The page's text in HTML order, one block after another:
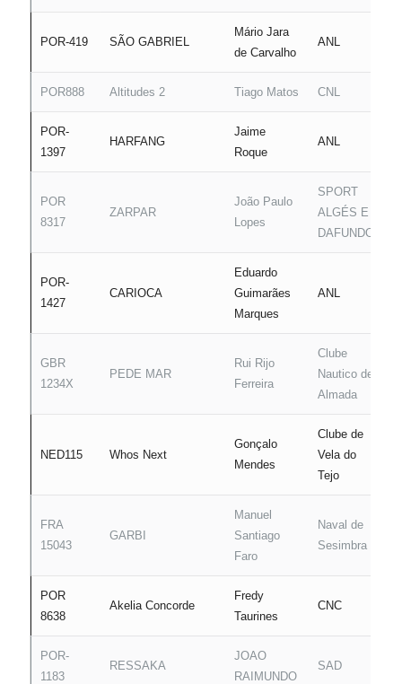
POR-419 SÃO GABRIEL
Mário Jara
de Carvalho
ANL
POR888 Altitudes 2 Tiago Matos CNL
POR-
1397
HARFANG
Jaime
Roque
ANL
POR
8317
ZARPAR
João Paulo
Lopes
SPORT
ALGÉS E
DAFUNDO
POR-
1427
CARIOCA
Eduardo
Guimarães
Marques
ANL
GBR
1234X
PEDE MAR
Rui Rijo
Ferreira
Clube
Nautico de
Almada
NED115 Whos Next
Gonçalo
Mendes
Clube de
Vela do
Tejo
FRA
15043
GARBI
Manuel
Santiago
Faro
Naval de
Sesimbra
POR
8638
Akelia Concorde
Fredy
Taurines
CNC
POR-
1183
RESSAKA
JOAO
RAIMUNDO
SAD